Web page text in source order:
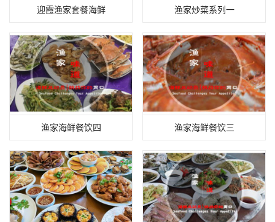
迎霞渔家套餐海鲜 渔家炒菜系列一
渔家海鲜餐饮四 渔家海鲜餐饮三